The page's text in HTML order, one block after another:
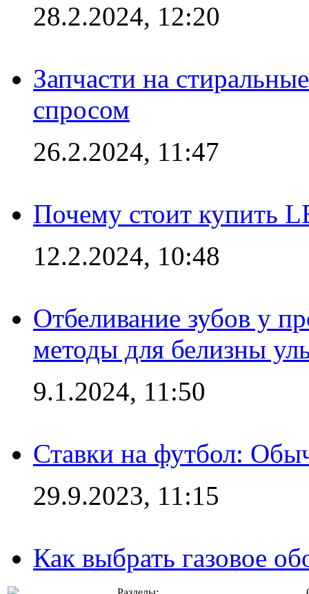
28.2.2024, 12:20
Запчасти на
спросом
26.2.2024, 11:47
Почему стоит купить
12.2.2024, 10:48
Отбеливание зубов у
методы для белизны
9.1.2024, 11:50
Ставки на футбол:
29.9.2023, 11:15
Как выбрать газовое